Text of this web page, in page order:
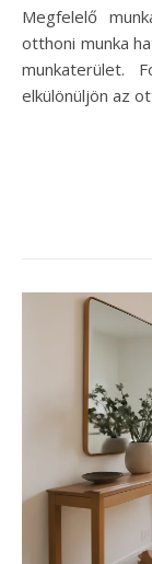
Megfelelő
otthoni munka
munkaterület.
elkülönüljön az